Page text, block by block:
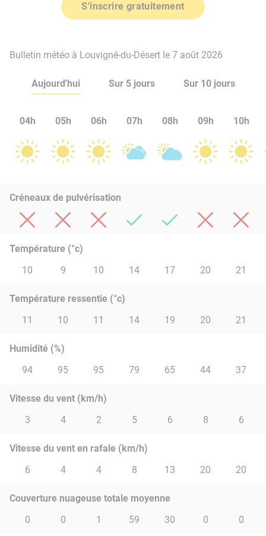
S'inscrire gratuitement
Bulletin météo à Louvigné-du-Désert le 7 août 2026
Aujourd'hui Sur 5 jours Sur 10 jours
04h 05h 06h 07h 08h 09h 10h
Créneaux de pulvérisation
Température (°c)
10
9 10 14 17 20 21
Température ressentie (°c)
11
10 11 14 19 20 21
Humidité (%)
94
95 95 79 65 44 37
Vitesse du vent (km/h)
3
4 2 5 6 8 6
Vitesse du vent en rafale (km/h)
6
4 4 8 13 20 20
Couverture nuageuse totale moyenne
0
0 1 59 30 0 0